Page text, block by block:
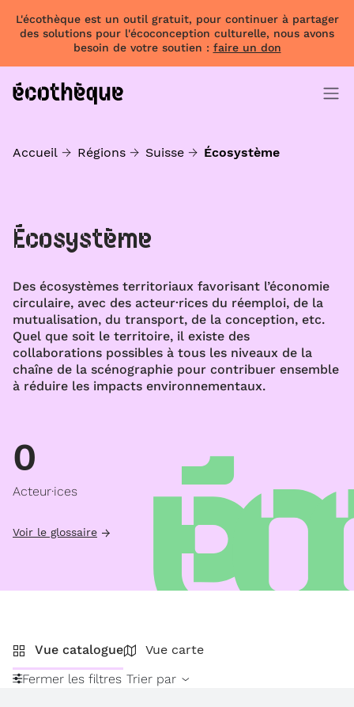
L'écothèque est un outil gratuit, pour continuer à partager
des solutions pour l'écoconception culturelle, nous avons
besoin de votre soutien : faire un don
Accueil Régions Suisse Écosystème
Écosystème
Des écosystèmes territoriaux favorisant l’économie
circulaire, avec des acteur·rices du réemploi, de la
mutualisation, du transport, de la conception, etc.
Quel que soit le territoire, il existe des
collaborations possibles à tous les niveaux de la
chaîne de la scénographie pour contribuer ensemble
à réduire les impacts environnementaux.
0
Acteur·ices
Voir le glossaire
Vue catalogue
Vue carte
Fermer les filtres Trier par